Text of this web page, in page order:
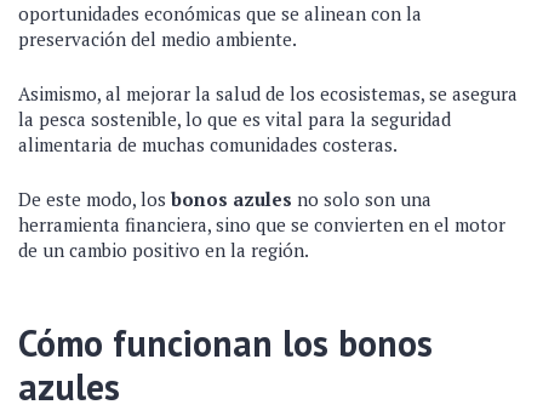
oportunidades económicas que se alinean con la
preservación del medio ambiente.
Asimismo, al mejorar la salud de los ecosistemas, se asegura
la pesca sostenible, lo que es vital para la seguridad
alimentaria de muchas comunidades costeras.
De este modo, los bonos azules no solo son una
herramienta financiera, sino que se convierten en el motor
de un cambio positivo en la región.
Cómo funcionan los bonos
azules